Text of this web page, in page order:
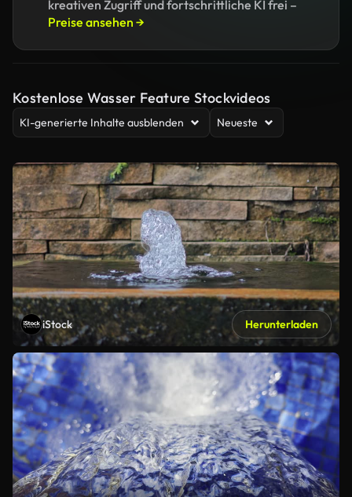
kreativen Zugriff und fortschrittliche KI frei –
Preise ansehen →
Kostenlose Wasser Feature Stockvideos
KI-generierte Inhalte ausblenden Neueste
iStock Herunterladen